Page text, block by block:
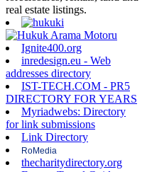
real estate listings.
Ignite400.org
inredesign.eu - Web
addresses directory
IST-TECH.COM - PR5
DIRECTORY FOR YEARS
Myriadwebs: Directory
for link submissions
Link Directory
RoMedia
thecharitydirectory.org